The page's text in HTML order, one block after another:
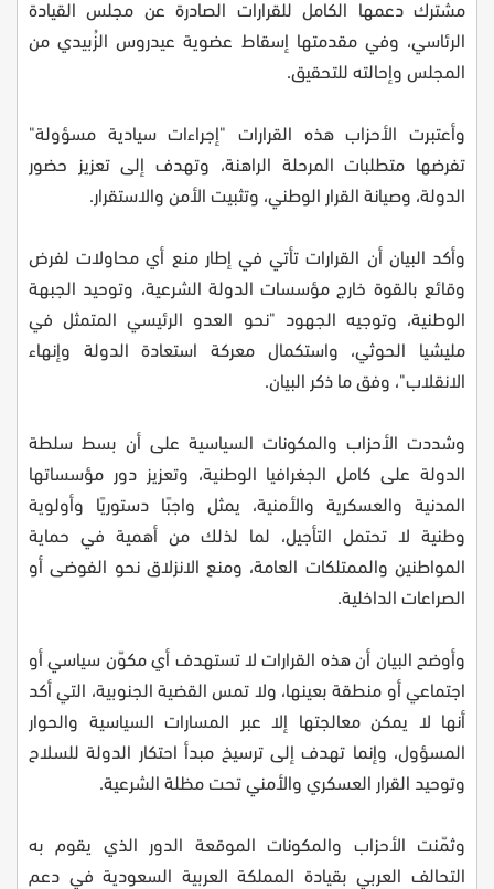
مشترك دعمها الكامل للقرارات الصادرة عن مجلس القيادة
الرئاسي، وفي مقدمتها إسقاط عضوية عيدروس الزُبيدي من
المجلس وإحالته للتحقيق.
وأعتبرت الأحزاب هذه القرارات "إجراءات سيادية مسؤولة"
تفرضها متطلبات المرحلة الراهنة، وتهدف إلى تعزيز حضور
الدولة، وصيانة القرار الوطني، وتثبيت الأمن والاستقرار.
وأكد البيان أن القرارات تأتي في إطار منع أي محاولات لفرض
وقائع بالقوة خارج مؤسسات الدولة الشرعية، وتوحيد الجبهة
الوطنية، وتوجيه الجهود "نحو العدو الرئيسي المتمثل في
مليشيا الحوثي، واستكمال معركة استعادة الدولة وإنهاء
الانقلاب"، وفق ما ذكر البيان.
وشددت الأحزاب والمكونات السياسية على أن بسط سلطة
الدولة على كامل الجغرافيا الوطنية، وتعزيز دور مؤسساتها
المدنية والعسكرية والأمنية، يمثل واجبًا دستوريًا وأولوية
وطنية لا تحتمل التأجيل، لما لذلك من أهمية في حماية
المواطنين والممتلكات العامة، ومنع الانزلاق نحو الفوضى أو
الصراعات الداخلية.
وأوضح البيان أن هذه القرارات لا تستهدف أي مكوّن سياسي أو
اجتماعي أو منطقة بعينها، ولا تمس القضية الجنوبية، التي أكد
أنها لا يمكن معالجتها إلا عبر المسارات السياسية والحوار
المسؤول، وإنما تهدف إلى ترسيخ مبدأ احتكار الدولة للسلاح
وتوحيد القرار العسكري والأمني تحت مظلة الشرعية.
وثمّنت الأحزاب والمكونات الموقعة الدور الذي يقوم به
التحالف العربي بقيادة المملكة العربية السعودية في دعم